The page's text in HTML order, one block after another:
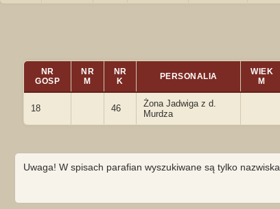
NR
GOSP
NR
M
NR
K
PERSONALIA
WIEK
M
18 46
Żona Jadwiga z d.
Murdza
Uwaga! W spisach parafian wyszukiwane są tylko nazwiska.